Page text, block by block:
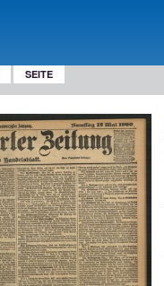
SEITE